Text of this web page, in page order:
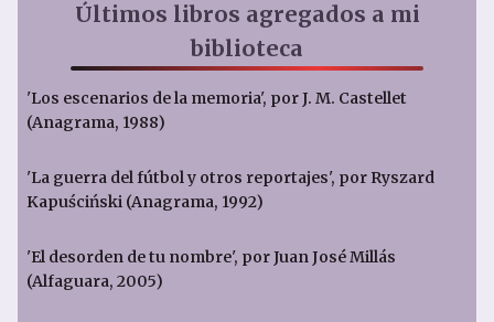
Últimos libros agregados a mi
biblioteca
'Los escenarios de la memoria', por J. M. Castellet
(Anagrama, 1988)
'La guerra del fútbol y otros reportajes', por Ryszard
Kapuściński (Anagrama, 1992)
'El desorden de tu nombre', por Juan José Millás
(Alfaguara, 2005)